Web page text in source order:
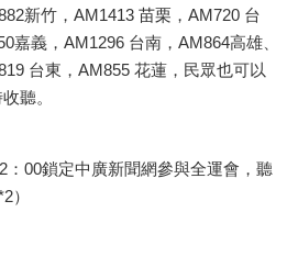
新竹，AM1413 苗栗，AM720 台
嘉義，AM1296 台南，AM864高雄、
台東，AM855 花蓮，民眾也可以
聽。
00鎖定中廣新聞網參與全運會，聽
）